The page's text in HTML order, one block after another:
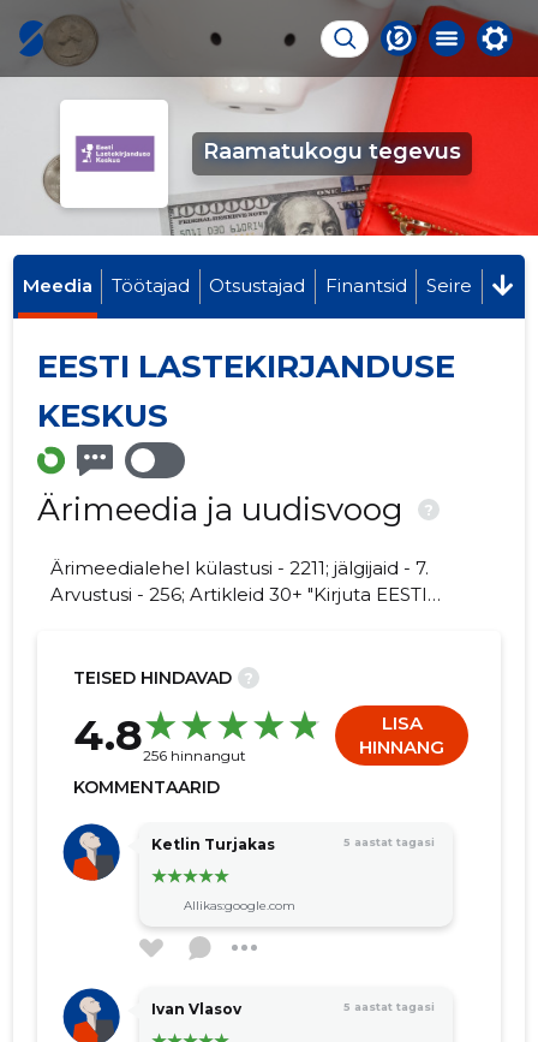
Raamatukogu tegevus
Meedia Töötajad Otsustajad Finantsid Seire
EESTI LASTEKIRJANDUSE
KESKUS
Ärimeedia ja uudisvoog ?
Ärimeedialehel külastusi - 2211; jälgijaid - 7.
Arvustusi - 256; Artikleid 30+ "Kirjuta EESTI
TEISED HINDAVAD ?
4.8256 hinnangut
LISA
HINNANG
KOMMENTAARID
Ketlin Turjakas 5 aastat tagasi
Allikas:google.com
Ivan Vlasov 5 aastat tagasi